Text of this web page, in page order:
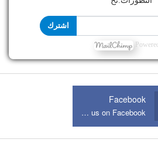
اشترك
Facebook
Join us on Facebook